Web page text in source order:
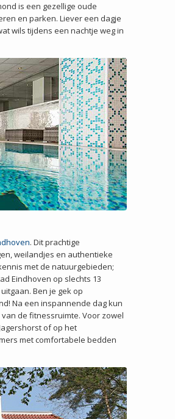
is een gezellige oude
en parken. Liever een dagje
wils tijdens een nachtje weg in
. Dit prachtige
weilandjes en authentieke
met de natuurgebieden;
Eindhoven op slechts 13
Ben je gek op
Na een inspannende dag kun
de fitnessruimte. Voor zowel
of op het
met comfortabele bedden